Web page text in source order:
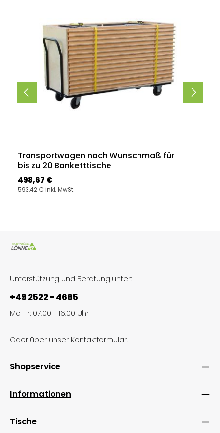
Transportwagen nach Wunschmaß für
bis zu 20 Banketttische
Regulärer Preis:
498,67 €
593,42 € inkl. MwSt.
Unterstützung und Beratung unter:
+49 2522 - 4665
Mo-Fr: 07:00 - 16:00 Uhr
Oder über unser Kontaktformular.
Shopservice
Informationen
Tische